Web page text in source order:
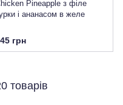
Pineapple з філе
і ананасом в желе
грн
товарів